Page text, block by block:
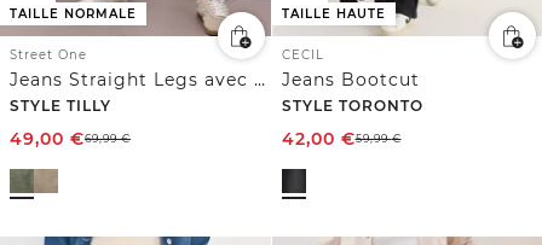
TAILLE NORMALE
Street One
Jeans Straight Legs avec ourlet frangé
STYLE TILLY
49,00 €69,99€
TAILLE HAUTE
CECIL
Jeans Bootcut
STYLE TORONTO
42,00 €59,99€